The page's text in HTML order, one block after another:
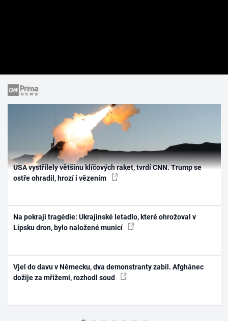
USA vystřílely většinu klíčových raket, tvrdí CNN. Trump se
ostře ohradil, hrozí i vězením
Na pokraji tragédie: Ukrajinské letadlo, které ohrožoval v
Lipsku dron, bylo naložené municí
Vjel do davu v Německu, dva demonstranty zabil. Afghánec
dožije za mřížemi, rozhodl soud